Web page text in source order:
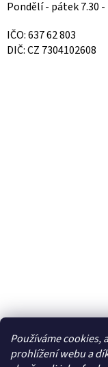
Používáme cookies,
prohlížení webu a
Pondělí - pátek 7.30 -
IČO: 637 62 803
DIČ: CZ 7304102608
Facebook